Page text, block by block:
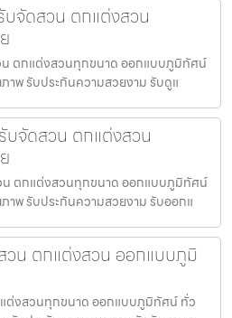
จัดสวน ตกแต่งสวน
ตกแต่งสวนทุกขนาด ออกแบบภูมิทัศน์
าพ รับประกันความสวยงาม รับดูแ
จัดสวน ตกแต่งสวน
ตกแต่งสวนทุกขนาด ออกแบบภูมิทัศน์
าพ รับประกันความสวยงาม รับออกแ
น ตกแต่งสวน ออกแบบภูมิ
ต่งสวนทุกขนาด ออกแบบภูมิทัศน์ ทั่ว